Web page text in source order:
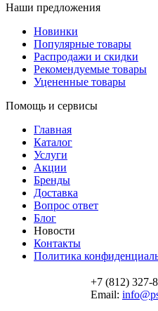
Наши предложения
Новинки
Популярные товары
Распродажи и скидки
Рекомендуемые товары
Уцененные товары
Помощь и сервисы
Главная
Каталог
Услуги
Акции
Бренды
Доставка
Вопрос ответ
Блог
Новости
Контакты
Политика
+7 (812) 327-
Email: